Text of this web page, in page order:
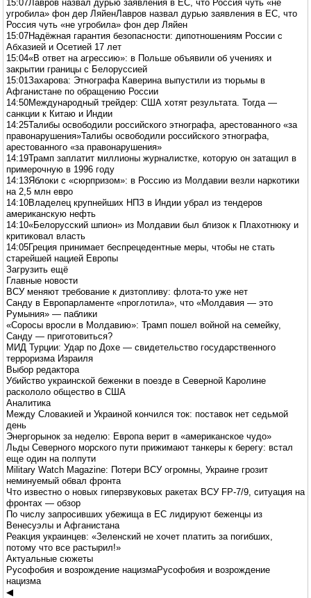
15:07Лавров назвал дурью заявления в ЕС, что Россия чуть «не
угробила» фон дер ЛяйенЛавров назвал дурью заявления в ЕС, что
Россия чуть «не угробила» фон дер Ляйен
15:07Надёжная гарантия безопасности: дипотношениям России с
Абхазией и Осетией 17 лет
15:04«В ответ на агрессию»: в Польше объявили об учениях и
закрытии границы с Белоруссией
15:01Захарова: Этнографа Каверина выпустили из тюрьмы в
Афганистане по обращению России
14:50Международный трейдер: США хотят результата. Тогда —
санкции к Китаю и Индии
14:25Талибы освободили российского этнографа, арестованного «за
правонарушения»Талибы освободили российского этнографа,
арестованного «за правонарушения»
14:19Трамп заплатит миллионы журналистке, которую он затащил в
примерочную в 1996 году
14:13Яблоки с «сюрпризом»: в Россию из Молдавии везли наркотики
на 2,5 млн евро
14:10Владелец крупнейших НПЗ в Индии убрал из тендеров
американскую нефть
14:10«Белорусский шпион» из Молдавии был близок к Плахотнюку и
критиковал власть
14:05Греция принимает беспрецедентные меры, чтобы не стать
старейшей нацией Европы
Загрузить ещё
Главные новости
ВСУ меняют требование к дизтопливу: флота-то уже нет
Санду в Европарламенте «проглотила», что «Молдавия — это
Румыния» — паблики
«Соросы вросли в Молдавию»: Трамп пошел войной на семейку,
Санду — приготовиться?
МИД Турции: Удар по Дохе — свидетельство государственного
терроризма Израиля
Выбор редактора
Убийство украинской беженки в поезде в Северной Каролине
раскололо общество в США
Аналитика
Между Словакией и Украиной кончился ток: поставок нет седьмой
день
Энергорынок за неделю: Европа верит в «американское чудо»
Льды Северного морского пути прижимают танкеры к берегу: встал
еще один на полпути
Military Watch Magazine: Потери ВСУ огромны, Украине грозит
неминуемый обвал фронта
Что известно о новых гиперзвуковых ракетах ВСУ FP-7/9, ситуация на
фронтах — обзор
По числу запросивших убежища в ЕС лидируют беженцы из
Венесуэлы и Афганистана
Реакция украинцев: «Зеленский не хочет платить за погибших,
потому что все растырил!»
Актуальные сюжеты
Русофобия и возрождение нацизмаРусофобия и возрождение
нацизма
◀